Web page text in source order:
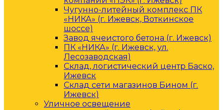
Чугунно-литейный комплекс ПК
«НИКА» (г. Ижевск, Воткинское
шоссе)
Завод ячеистого бетона (г. Ижевск)
ПК «НИКА» (г. Ижевск, ул.
Лесозаводская)
Склад, логистический центр Баско,
Ижевск
Склад сети магазинов Бином (г.
Ижевск)
Уличное освещение